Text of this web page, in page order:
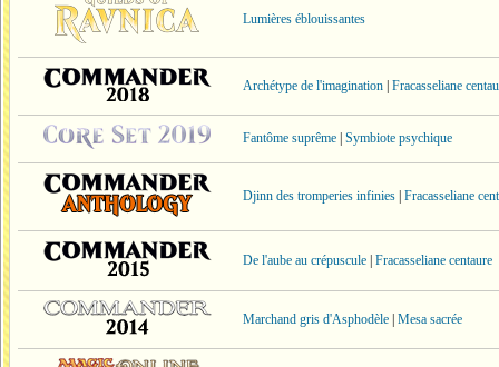
Lumières éblouissantes
Archétype de l'imagination Fracasseliane
Fantôme suprême Symbiote psychique
Djinn des tromperies infinies Fracasseliane
De l'aube au crépuscule Fracasseliane centaure
Marchand gris d'Asphodèle Mesa sacrée